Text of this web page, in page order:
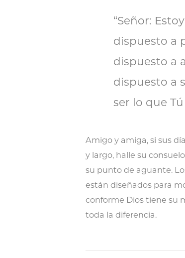
“Señor:
dispuesto a
dispuesto a
dispuesto a
ser lo que
Amigo y amiga, si sus
y largo, halle su
su punto de aguante.
están diseñados para
conforme Dios tiene su
toda la diferencia.